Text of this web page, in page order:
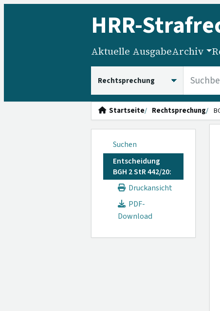
HRR-
Aktuelle AusgabeArchiv
Startseite Rechtsprechung
Suchen
Entscheidung
BGH 2 StR 442/20:
Druckansicht
PDF-
Download